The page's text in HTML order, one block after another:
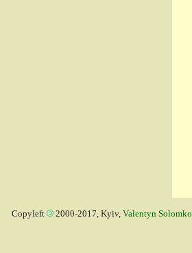
Copyleft 2000-2017, Kyiv, Valentyn Solomko